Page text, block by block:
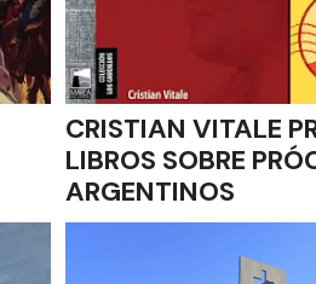
CRISTIAN VITALE
LIBROS SOBRE
ARGENTINOS